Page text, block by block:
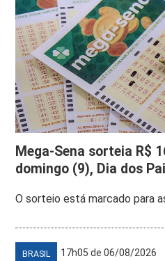
Mega-Sena sorteia R$
domingo (9), Dia dos
O sorteio está marcado para
BRASIL 17h05 de 06/08/2026